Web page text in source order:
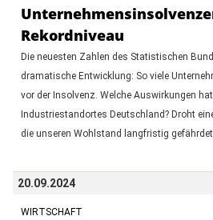
Rekordniveau
Die neuesten Zahlen des Statistischen
dramatische Entwicklung: So viele
vor der Insolvenz. Welche Auswirkungen
Industriestandortes Deutschland? Droht
die unseren Wohlstand langfristig
20.09.2024
WIRTSCHAFT